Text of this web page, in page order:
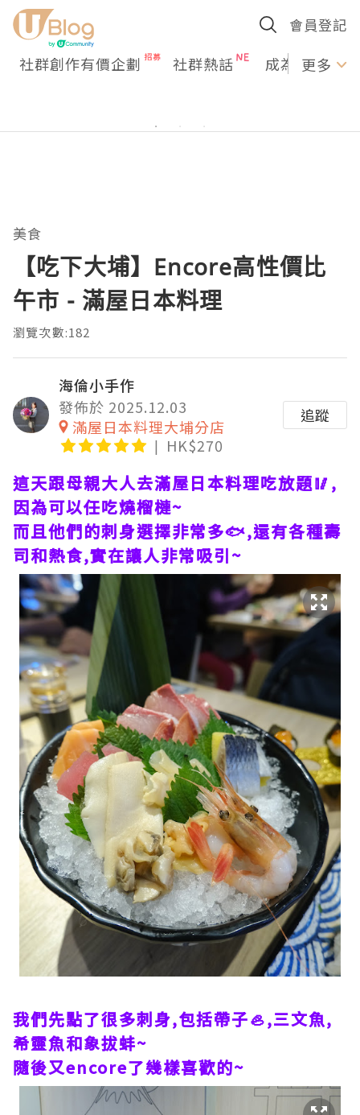
會員登記
社群創作有價企劃 社群熱話 成為U更多
美食
【吃下大埔】Encore高性價比
午市 - 滿屋日本料理
瀏覽次數:182
海倫小手作
發佈於 2025.12.03
滿屋日本料理大埔分店
HK$270
追蹤
這天跟母親大人去滿屋日本料理吃放題🥢,
因為可以任吃燒榴槤~
而且他們的刺身選擇非常多🐟,還有各種壽
司和熱食,實在讓人非常吸引~
我們先點了很多刺身,包括帶子🦪,三文魚,
希靈魚和象拔蚌~
隨後又encore了幾樣喜歡的~